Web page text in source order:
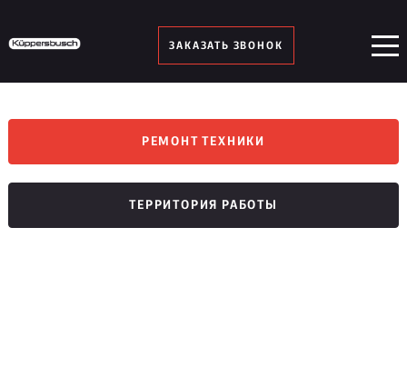
ЗАКАЗАТЬ ЗВОНОК
РЕМОНТ ТЕХНИКИ
ТЕРРИТОРИЯ РАБОТЫ